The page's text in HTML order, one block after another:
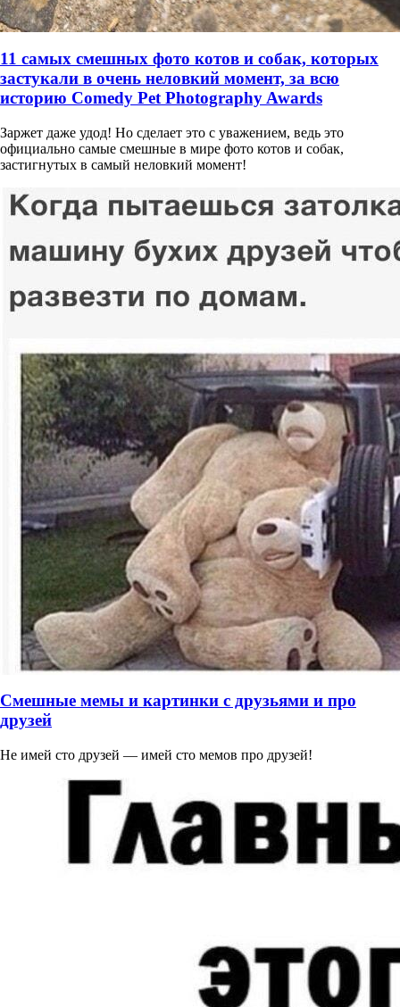
11 самых смешных фото котов и собак, которых
застукали в очень неловкий момент, за всю
историю Comedy Pet Photography Awards
Заржет даже удод! Но сделает это с уважением, ведь это
официально самые смешные в мире фото котов и собак,
застигнутых в самый неловкий момент!
Смешные мемы и картинки с друзьями и про
друзей
Не имей сто друзей — имей сто мемов про друзей!